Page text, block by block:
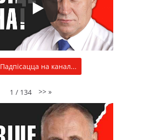
Падпісацца на канал...
1 / 134 >> »